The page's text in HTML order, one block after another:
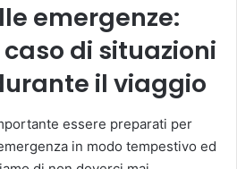
emergenze:
di situazioni
il viaggio
essere preparati per
in modo tempestivo ed